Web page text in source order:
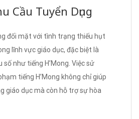
Cầu Tuyển Dụng
đối mặt với tình trạng thiếu hụt
lĩnh vực giáo dục, đặc biệt là
như tiếng H’Mong. Việc sử
tiếng H’Mong không chỉ giúp
giáo dục mà còn hỗ trợ sự hòa